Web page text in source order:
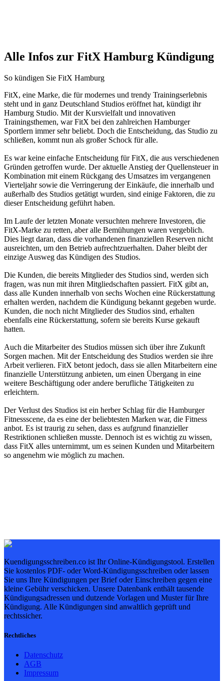
Alle Infos zur FitX Hamburg Kündigung
So kündigen Sie FitX Hamburg
FitX, eine Marke, die für modernes und trendy Trainingserlebnis
steht und in ganz Deutschland Studios eröffnet hat, kündigt ihr
Hamburg Studio. Mit der Kursvielfalt und innovativen
Trainingsthemen, war FitX bei den zahlreichen Hamburger
Sportlern immer sehr beliebt. Doch die Entscheidung, das Studio zu
schließen, kommt nun als großer Schock für alle.
Es war keine einfache Entscheidung für FitX, die aus verschiedenen
Gründen getroffen wurde. Der aktuelle Anstieg der Quellensteuer in
Kombination mit einem Rückgang des Umsatzes im vergangenen
Vierteljahr sowie die Verringerung der Einkäufe, die innerhalb und
außerhalb des Studios getätigt wurden, sind einige Faktoren, die zu
dieser Entscheidung geführt haben.
Im Laufe der letzten Monate versuchten mehrere Investoren, die
FitX-Marke zu retten, aber alle Bemühungen waren vergeblich.
Dies liegt daran, dass die vorhandenen finanziellen Reserven nicht
ausreichten, um den Betrieb aufrechtzuerhalten. Daher bleibt der
einzige Ausweg das Kündigen des Studios.
Die Kunden, die bereits Mitglieder des Studios sind, werden sich
fragen, was nun mit ihren Mitgliedschaften passiert. FitX gibt an,
dass alle Kunden innerhalb von sechs Wochen eine Rückerstattung
erhalten werden, nachdem die Kündigung bekannt gegeben wurde.
Kunden, die noch nicht Mitglieder des Studios sind, erhalten
ebenfalls eine Rückerstattung, sofern sie bereits Kurse gekauft
hatten.
Auch die Mitarbeiter des Studios müssen sich über ihre Zukunft
Sorgen machen. Mit der Entscheidung des Studios werden sie ihre
Arbeit verlieren. FitX betont jedoch, dass sie allen Mitarbeitern eine
finanzielle Unterstützung anbieten, um einen Übergang in eine
weitere Beschäftigung oder andere berufliche Tätigkeiten zu
erleichtern.
Der Verlust des Studios ist ein herber Schlag für die Hamburger
Fitnessscene, da es eine der beliebtesten Marken war, die Fitness
anbot. Es ist traurig zu sehen, dass es aufgrund finanzieller
Restriktionen schließen musste. Dennoch ist es wichtig zu wissen,
dass FitX alles unternimmt, um es seinen Kunden und Mitarbeitern
so angenehm wie möglich zu machen.
Kuendigungsschreiben.co ist Ihr Online-Kündigungstool. Erstellen
Sie kostenlos PDF- oder Word-Kündigungsschreiben oder lassen
Sie uns Ihre Kündigungen per Brief oder Einschreiben gegen eine
kleine Gebühr verschicken. Unsere Datenbank enthält tausende
Kündigungsadressen und dutzende Vorlagen und Muster für Ihre
Kündigung. Alle Kündigungen sind anwaltlich geprüft und
rechtssicher.
Rechtliches
Datenschutz
AGB
Impressum